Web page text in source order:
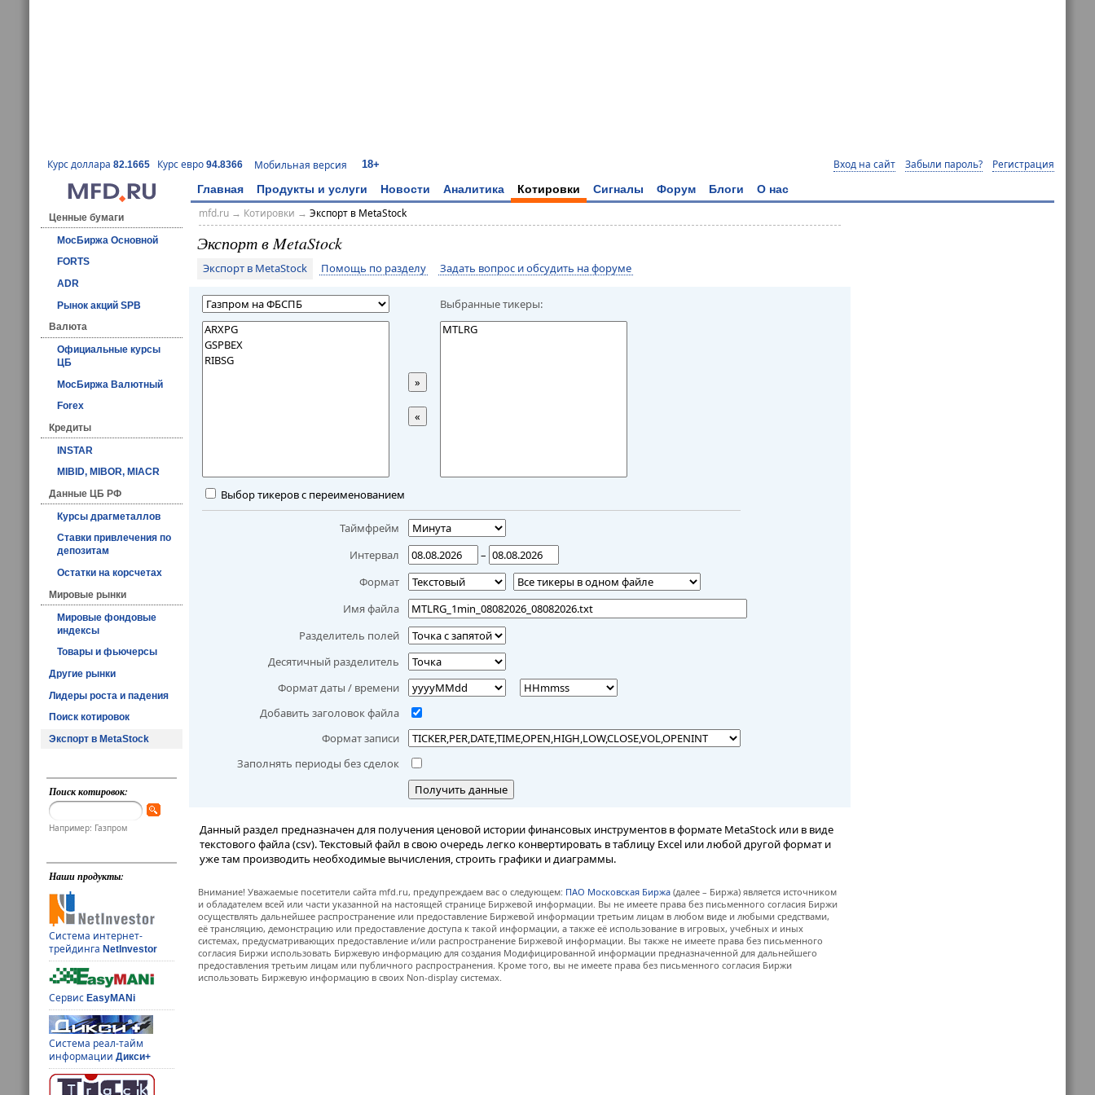
Курс доллара 82.1665 Курс евро 94.8366 Мобильная версия 18+ Вход на сайт Забыли пароль? Регистрация
Главная Продукты и услуги Новости Аналитика Котировки Сигналы Форум Блоги О нас
Ценные бумаги
МосБиржа Основной
FORTS
ADR
Рынок акций SPB
Валюта
Официальные курсы
ЦБ
МосБиржа Валютный
Forex
Кредиты
INSTAR
MIBID, MIBOR, MIACR
Данные ЦБ РФ
Курсы драгметаллов
Ставки привлечения по
депозитам
Остатки на корсчетах
Мировые рынки
Мировые фондовые
индексы
Товары и фьючерсы
Другие рынки
Лидеры роста и падения
Поиск котировок
Экспорт в MetaStock
Поиск котировок:
Например: Газпром
Наши продукты:
Система интернет-
трейдингаNetInvestor
СервисEasyMANi
Система реал-тайм
информацииДикси+
mfd.ru→ Котировки → Экспорт в MetaStock
Экспорт в MetaStock
Экспорт в MetaStock Помощь по разделу Задать вопрос и обсудить на форуме
Выбранные тикеры:
»
«
Выбор тикеров с переименованием
Таймфрейм
Интервал
–
Формат
Имя файла
Разделитель полей
Десятичный разделитель
Формат даты / времени
Добавить заголовок файла
Формат записи
Заполнять периоды без сделок
Получить данные
Данный раздел предназначен для получения ценовой истории финансовых инструментов в формате MetaStock или в виде
текстового файла (csv). Текстовый файл в свою очередь легко конвертировать в таблицу Excel или любой другой формат и
уже там производить необходимые вычисления, строить графики и диаграммы.
Внимание! Уважаемые посетители сайта mfd.ru, предупреждаем вас о следующем: ПАО Московская Биржа (далее – Биржа) является источником
и обладателем всей или части указанной на настоящей странице Биржевой информации. Вы не имеете права без письменного согласия Биржи
осуществлять дальнейшее распространение или предоставление Биржевой информации третьим лицам в любом виде и любыми средствами,
её трансляцию, демонстрацию или предоставление доступа к такой информации, а также её использование в игровых, учебных и иных
системах, предусматривающих предоставление и/или распространение Биржевой информации. Вы также не имеете права без письменного
согласия Биржи использовать Биржевую информацию для создания Модифицированной информации предназначенной для дальнейшего
предоставления третьим лицам или публичного распространения. Кроме того, вы не имеете права без письменного согласия Биржи
использовать Биржевую информацию в своих Non-display системах.